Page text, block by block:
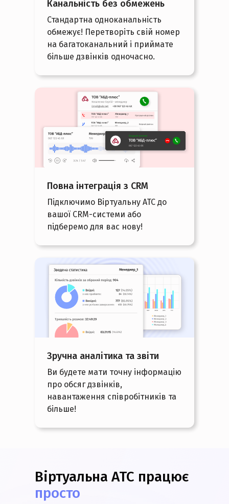
Канальність без обмежень
Стандартна одноканальність
обмежує! Перетворіть свій номер
на багатоканальний і приймате
більше дзвінків одночасно.
Повна інтеграція з CRM
Підключимо Віртуальну АТС до
вашої CRM-системи або
підберемо для вас нову!
Зручна аналітика та звіти
Ви будете мати точну інформацію
про обсяг дзвінків,
навантаження співробітників та
більше!
Віртуальна АТС працює
просто